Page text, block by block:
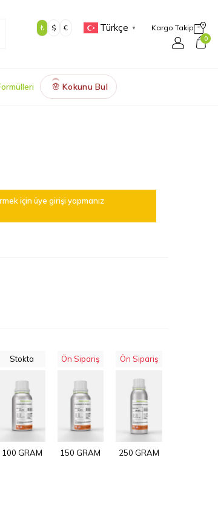
₺ $ € Türkçe ▼ Kargo Takip
0
🌸 Kokunu Bul
için üye girişi yapmanız
Stokta
100 GRAM
Ön Sipariş
150 GRAM
Ön Sipariş
250 GRAM